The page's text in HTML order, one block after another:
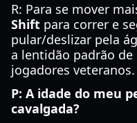
R: Para se mover
Shift para correr e
pular/deslizar pela
a lentidão padrão de
jogadores veteranos.
P: A idade do meu
cavalgada?